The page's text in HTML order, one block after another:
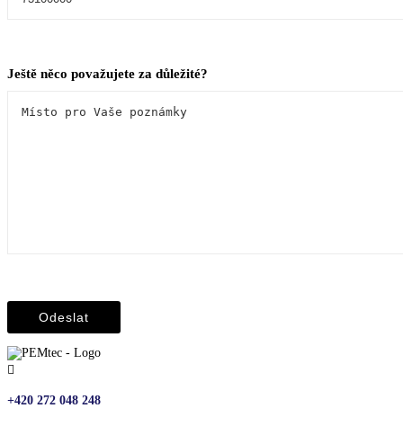
Ještě něco považujete za důležité?

+420 272 048 248